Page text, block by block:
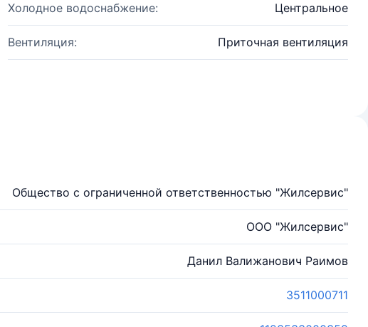
Холодное водоснабжение: Центральное
Вентиляция: Приточная вентиляция
Общество с ограниченной ответственностью "Жилсервис"
ООО "Жилсервис"
Данил Валижанович Раимов
3511000711